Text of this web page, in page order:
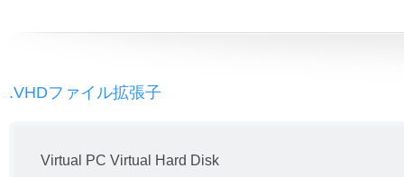
.VHDファイル拡張子
Virtual PC Virtual Hard Disk